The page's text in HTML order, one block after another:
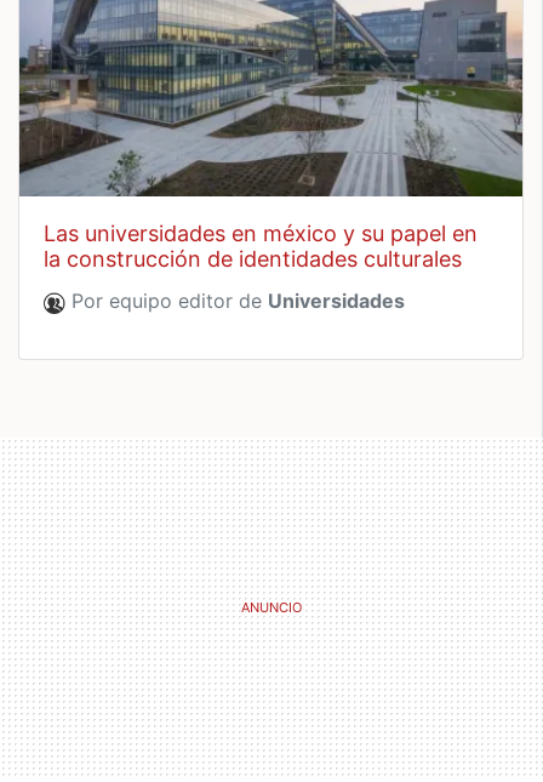
las universidades en méxico y su papel en
la construcción de identidades culturales
Por equipo editor de Universidades